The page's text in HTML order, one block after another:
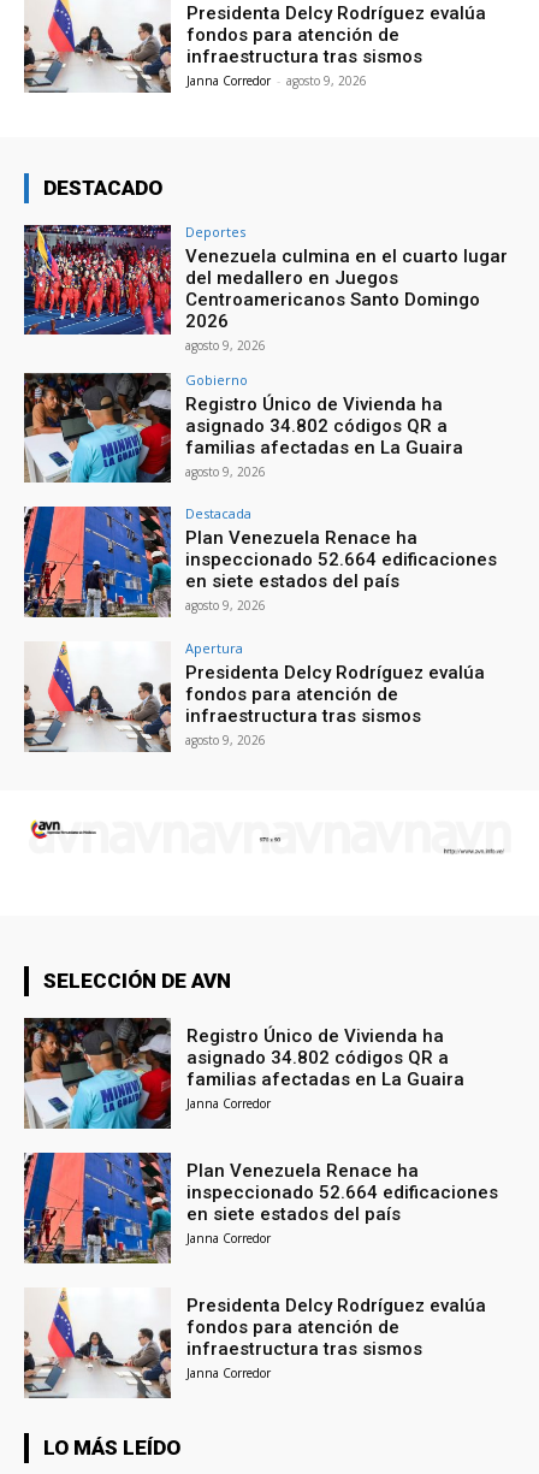
Presidenta Delcy Rodríguez evalúa
fondos para atención de
infraestructura tras sismos
Janna Corredor - agosto 9, 2026
DESTACADO
Deportes
Venezuela culmina en el cuarto lugar
del medallero en Juegos
Centroamericanos Santo Domingo
2026
agosto 9, 2026
Gobierno
Registro Único de Vivienda ha
asignado 34.802 códigos QR a
familias afectadas en La Guaira
agosto 9, 2026
Destacada
Plan Venezuela Renace ha
inspeccionado 52.664 edificaciones
en siete estados del país
agosto 9, 2026
Apertura
Presidenta Delcy Rodríguez evalúa
fondos para atención de
infraestructura tras sismos
agosto 9, 2026
SELECCIÓN DE AVN
Registro Único de Vivienda ha
asignado 34.802 códigos QR a
familias afectadas en La Guaira
Janna Corredor
Plan Venezuela Renace ha
inspeccionado 52.664 edificaciones
en siete estados del país
Janna Corredor
Presidenta Delcy Rodríguez evalúa
fondos para atención de
infraestructura tras sismos
Janna Corredor
LO MÁS LEÍDO